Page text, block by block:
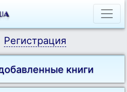
Регистрация
книги